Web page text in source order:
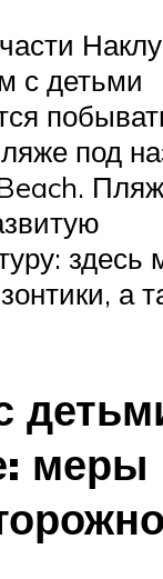
с детьми
под
здесь
а
меры